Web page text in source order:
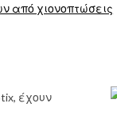
από χιονοπτώσεις
έχουν